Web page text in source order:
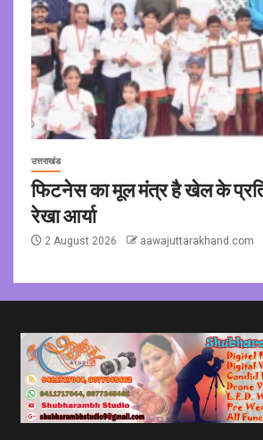
उत्तराखंड
फिटनेस का मूल मंत्र है खेल के
रेखा आर्या
2 August 2026 aawajuttarakhand.com